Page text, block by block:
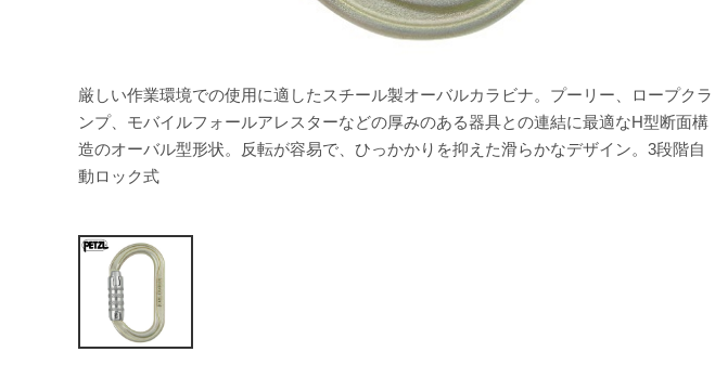
厳しい作業環境での使用に適したスチール製オーバルカラビナ。プーリー、ロープクラ
ンプ、モバイルフォールアレスターなどの厚みのある器具との連結に最適なH型断面構
造のオーバル型形状。反転が容易で、ひっかかりを抑えた滑らかなデザイン。3段階自
動ロック式